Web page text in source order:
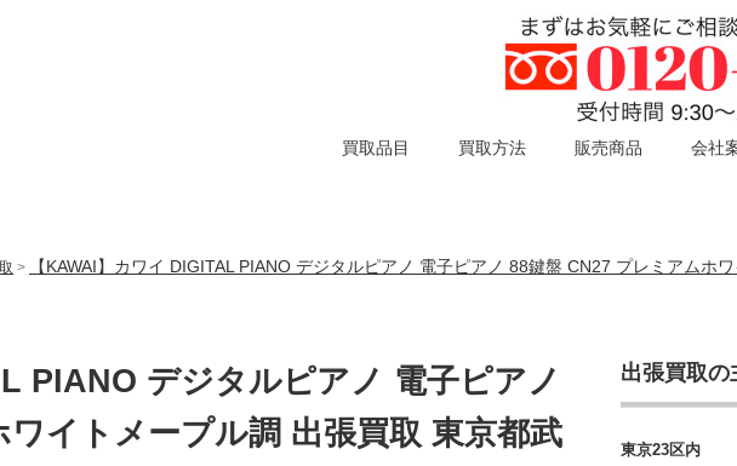
買取品目 買取方法 販売商品 会社
>
【KAWAI】カワイ DIGITAL PIANO デジタルピアノ 電子ピアノ 88鍵盤 CN27 プレミアムホ
PIANO デジタルピアノ 電子ピアノ
イトメープル調 出張買取 東京都武
出張買取の
東京23区内